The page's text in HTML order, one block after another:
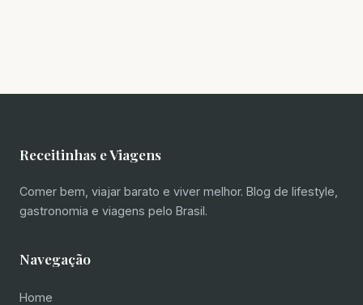
Receitinhas e Viagens
Comer bem, viajar barato e viver melhor. Blog de lifestyle,
gastronomia e viagens pelo Brasil.
Navegação
Home